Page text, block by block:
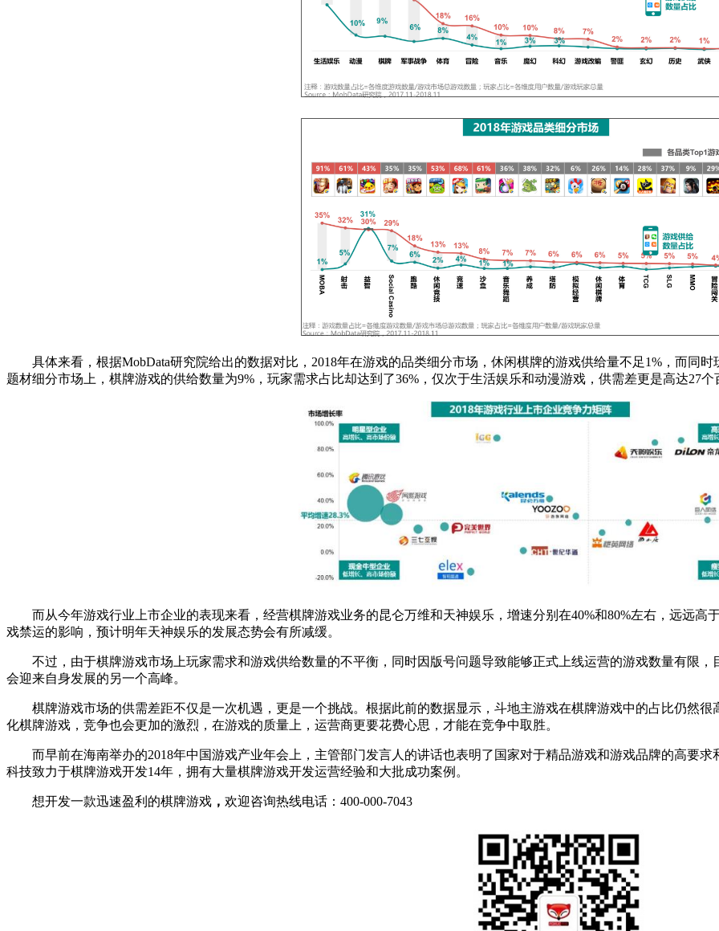
具体来看，根据MobData研究院给出的数据对比，2018年在游戏的品类细分市场，休闲棋牌的游戏供给量不足1%，而同
题材细分市场上，棋牌游戏的供给数量为9%，玩家需求占比却达到了36%，仅次于生活娱乐和动漫游戏，供需差更是高达27个
而从今年游戏行业上市企业的表现来看，经营棋牌游戏业务的昆仑万维和天神娱乐，增速分别在40%和80%左右，远远高
戏禁运的影响，预计明年天神娱乐的发展态势会有所减缓。
不过，由于棋牌游戏市场上玩家需求和游戏供给数量的不平衡，同时因版号问题导致能够正式上线运营的游戏数量有限
会迎来自身发展的另一个高峰。
棋牌游戏市场的供需差距不仅是一次机遇，更是一个挑战。根据此前的数据显示，斗地主游戏在棋牌游戏中的占比仍然
化棋牌游戏，竞争也会更加的激烈，在游戏的质量上，运营商更要花费心思，才能在竞争中取胜。
而早前在海南举办的2018年中国游戏产业年会上，主管部门发言人的讲话也表明了国家对于精品游戏和游戏品牌的高要
科技致力于棋牌游戏开发14年，拥有大量棋牌游戏开发运营经验和大批成功案例。
想开发一款迅速盈利的棋牌游戏 ， 欢迎咨询热线电话：400-000-7043